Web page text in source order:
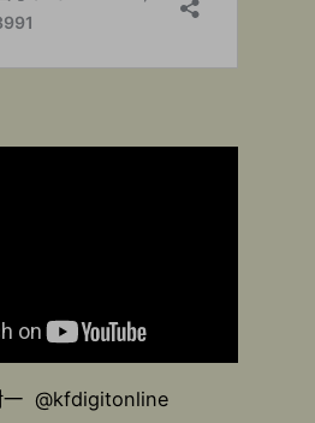
一 @kfdigitonline